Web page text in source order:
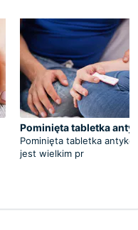
Pominięta tabletka
Pominięta tabletka
jest wielkim pr